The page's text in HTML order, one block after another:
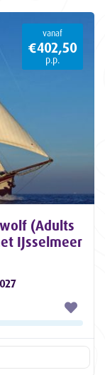
vanaf
€402,50
p.p.
(Adults
IJsselmeer